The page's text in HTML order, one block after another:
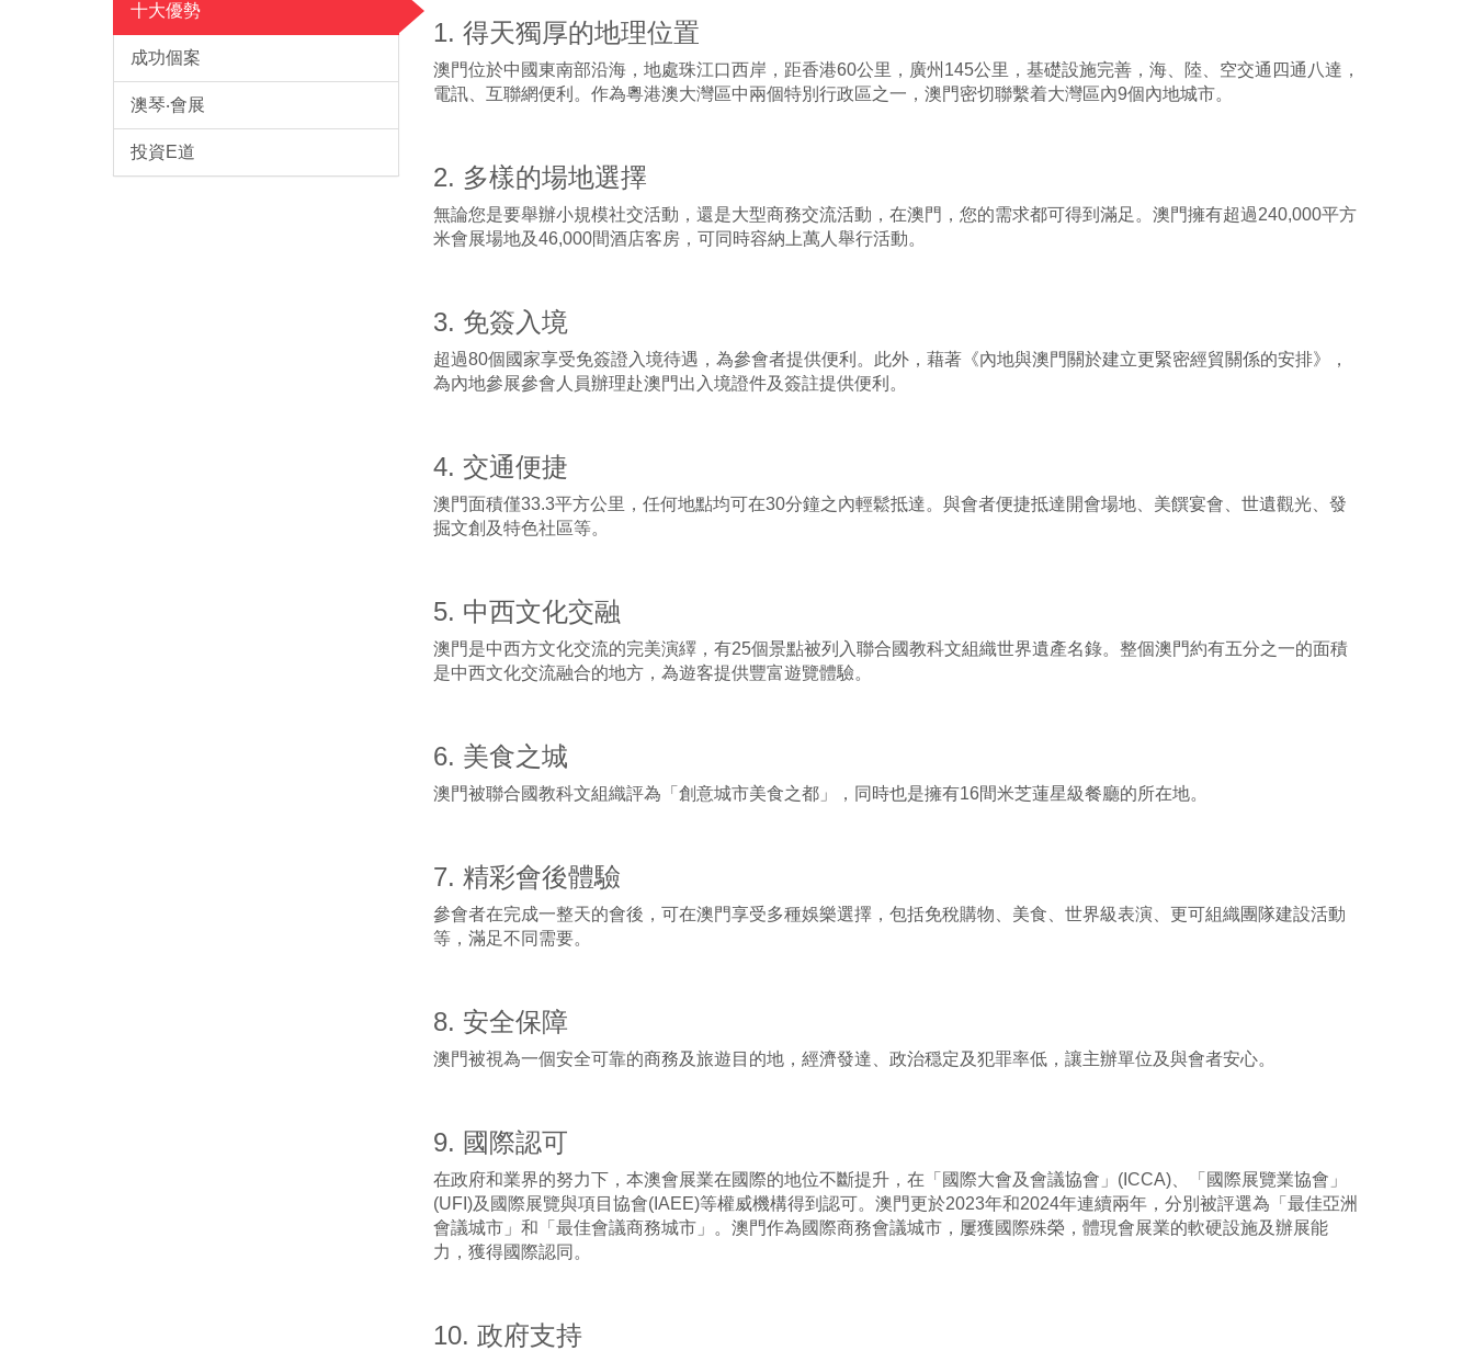
十大優勢
成功個案
澳琴‧會展
投資E道
1. 得天獨厚的地理位置
澳門位於中國東南部沿海，地處珠江口西岸，距香港60公里，廣州145公里，基礎設施完善，海、陸、空交通四通八達，
電訊、互聯網便利。作為粵港澳大灣區中兩個特別行政區之一，澳門密切聯繫着大灣區內9個內地城市。
2. 多樣的場地選擇
無論您是要舉辦小規模社交活動，還是大型商務交流活動，在澳門，您的需求都可得到滿足。澳門擁有超過240,000平方
米會展場地及46,000間酒店客房，可同時容納上萬人舉行活動。
3. 免簽入境
超過80個國家享受免簽證入境待遇，為參會者提供便利。此外，藉著《內地與澳門關於建立更緊密經貿關係的安排》，
為內地參展參會人員辦理赴澳門出入境證件及簽註提供便利。
4. 交通便捷
澳門面積僅33.3平方公里，任何地點均可在30分鐘之內輕鬆抵達。與會者便捷抵達開會場地、美饌宴會、世遺觀光、發
掘文創及特色社區等。
5. 中西文化交融
澳門是中西方文化交流的完美演繹，有25個景點被列入聯合國教科文組織世界遺產名錄。整個澳門約有五分之一的面積
是中西文化交流融合的地方，為遊客提供豐富遊覽體驗。
6. 美食之城
澳門被聯合國教科文組織評為「創意城市美食之都」，同時也是擁有16間米芝蓮星級餐廳的所在地。
7. 精彩會後體驗
參會者在完成一整天的會後，可在澳門享受多種娛樂選擇，包括免稅購物、美食、世界級表演、更可組織團隊建設活動
等，滿足不同需要。
8. 安全保障
澳門被視為一個安全可靠的商務及旅遊目的地，經濟發達、政治穏定及犯罪率低，讓主辦單位及與會者安心。
9. 國際認可
在政府和業界的努力下，本澳會展業在國際的地位不斷提升，在「國際大會及會議協會」(ICCA)、「國際展覽業協會」
(UFI)及國際展覽與項目協會(IAEE)等權威機構得到認可。澳門更於2023年和2024年連續兩年，分別被評選為「最佳亞洲
會議城市」和「最佳會議商務城市」。澳門作為國際商務會議城市，屢獲國際殊榮，體現會展業的軟硬設施及辦展能
力，獲得國際認同。
10. 政府支持